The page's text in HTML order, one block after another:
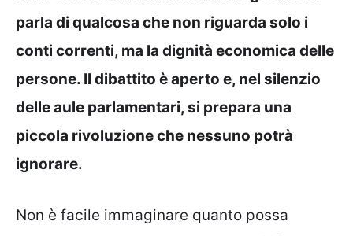
parla di qualcosa che non riguarda solo i
conti correnti, ma la dignità economica delle
persone. Il dibattito è aperto e, nel silenzio
delle aule parlamentari, si prepara una
piccola rivoluzione che nessuno potrà
ignorare.
Non è facile immaginare quanto possa